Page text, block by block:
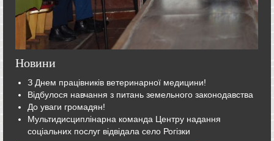
Новини
З Днем працівників ветеринарної медицини!
Відбулося навчання з питань земельного законодавства
До уваги громадян!
Мультидисциплінарна команда Центру надання
соціальних послуг відвідала село Рогізки